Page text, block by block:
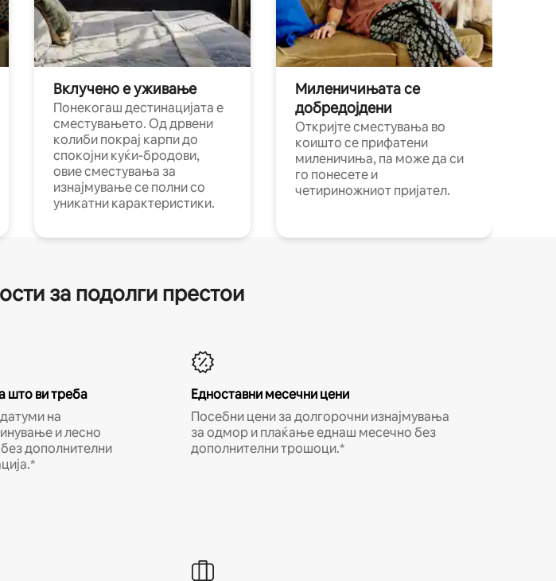
Вклучено е уживање
Понекогаш дестинацијата е
сместувањето. Од дрвени
колиби покрај карпи до
спокојни куќи-бродови,
овие сместувања за
изнајмување се полни со
уникатни карактеристики.
Миленичињата се
добредојдени
Откријте сместувања во
коишто се прифатени
миленичиња, па може да си
го понесете и
четириножниот пријател.
за подолги престои
што ви треба
на
и лесно
без дополнителни
Едноставни месечни цени
Посебни цени за долгорочни изнајмувања
за одмор и плаќање еднаш месечно без
дополнителни трошоци.*